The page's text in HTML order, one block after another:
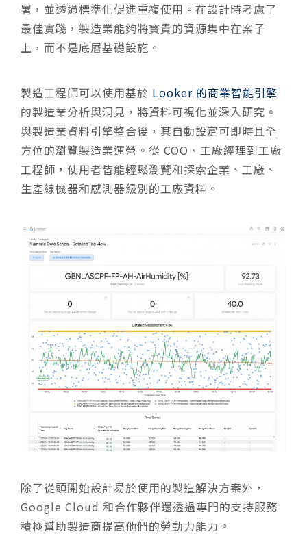
署，並透過標準化促進重複使用。在設計時考慮了
最佳實踐，製造業能夠將寶貴的資源集中在案子
上，而不是底層基礎設施。
製造工程師可以使用基於 Looker 的商業智能引擎
的製造業分析與洞見，將資料可視化並深入研究。
與製造業資料引擎整合後，其自動設定可即時且全
方位的瀏覽製造業運營。從 COO、工廠經理到工廠
工程師，使用者皆能輕鬆瀏覽和探索企業、工廠、
生產線機器和感測器級別的工廠資料。
除了從頭開始設計易於使用的製造解決方案外，
Google Cloud 和合作夥伴還透過專門的支持服務
積極幫助製造商提高他們的勞動力能力。